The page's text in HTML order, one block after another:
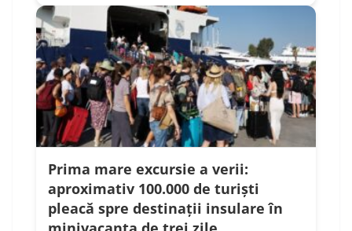
Prima mare excursie a verii:
aproximativ 100.000 de turiști
pleacă spre destinații insulare în